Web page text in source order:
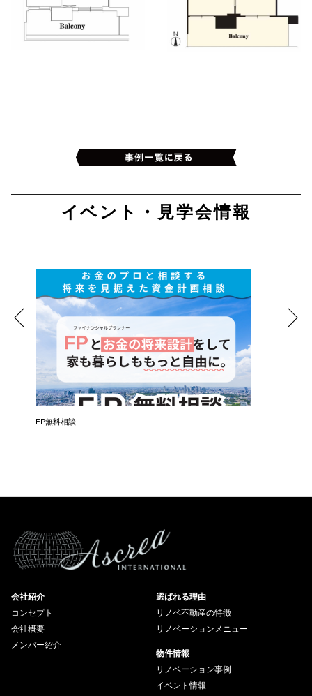
イベント・見学会情報
FP無料相談
会社紹介
コンセプト
会社概要
メンバー紹介
選ばれる理由
リノベ不動産の特徴
リノベーションメニュー
物件情報
リノベーション事例
イベント情報